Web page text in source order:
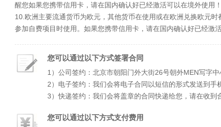
醒您如果您携带信用卡，请在国内确认好已经激活可以在境外使用
10.欧洲主要流通货币为欧元，其他货币在使用或在欧洲兑换欧元
参加自费项目时使用。如果您携带信用卡，请在国内确认好已经激
您可以通过以下方式签署合同
1）公司签约：北京市朝阳门外大街26号朝外MEN写字
2）电子签约：我们会将电子合同以短信的形式发送到
3）快递签约：我们会将盖章的合同快递给您，请在收
您可以通过以下方式支付费用